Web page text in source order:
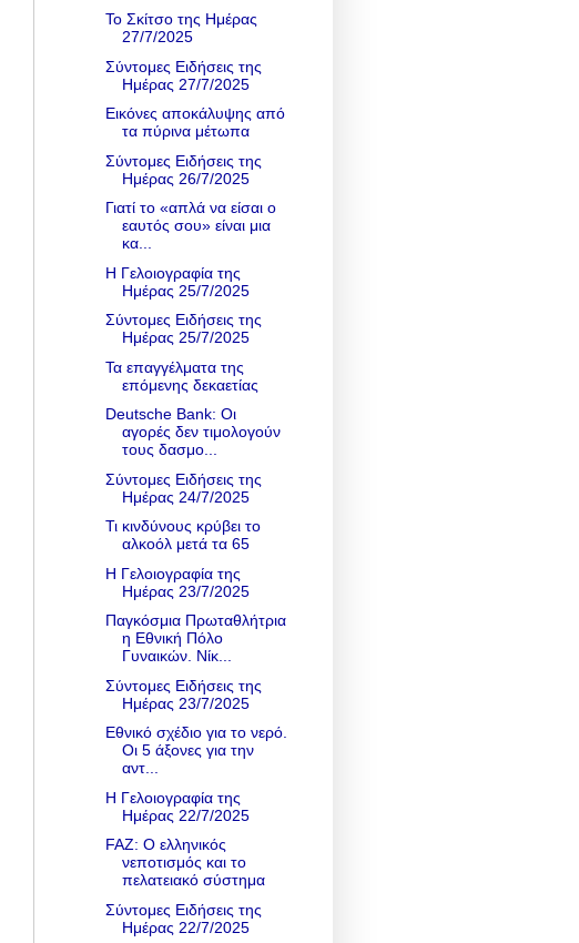
Το Σκίτσο της Ημέρας
27/7/2025
Σύντομες Ειδήσεις της
Ημέρας 27/7/2025
Εικόνες αποκάλυψης από
τα πύρινα μέτωπα
Σύντομες Ειδήσεις της
Ημέρας 26/7/2025
Γιατί το «απλά να είσαι ο
εαυτός σου» είναι μια
κα...
Η Γελοιογραφία της
Ημέρας 25/7/2025
Σύντομες Ειδήσεις της
Ημέρας 25/7/2025
Τα επαγγέλματα της
επόμενης δεκαετίας
Deutsche Bank: Οι
αγορές δεν τιμολογούν
τους δασμο...
Σύντομες Ειδήσεις της
Ημέρας 24/7/2025
Τι κινδύνους κρύβει το
αλκοόλ μετά τα 65
Η Γελοιογραφία της
Ημέρας 23/7/2025
Παγκόσμια Πρωταθλήτρια
η Εθνική Πόλο
Γυναικών. Νίκ...
Σύντομες Ειδήσεις της
Ημέρας 23/7/2025
Εθνικό σχέδιο για το νερό.
Οι 5 άξονες για την
αντ...
Η Γελοιογραφία της
Ημέρας 22/7/2025
FAZ: Ο ελληνικός
νεποτισμός και το
πελατειακό σύστημα
Σύντομες Ειδήσεις της
Ημέρας 22/7/2025